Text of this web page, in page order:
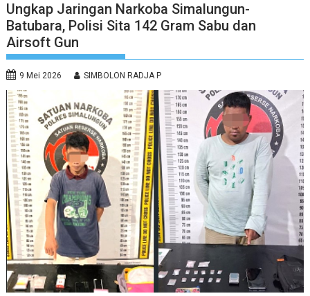
Ungkap Jaringan Narkoba Simalungun-
Batubara, Polisi Sita 142 Gram Sabu dan
Airsoft Gun
9 Mei 2026 SIMBOLON RADJA P